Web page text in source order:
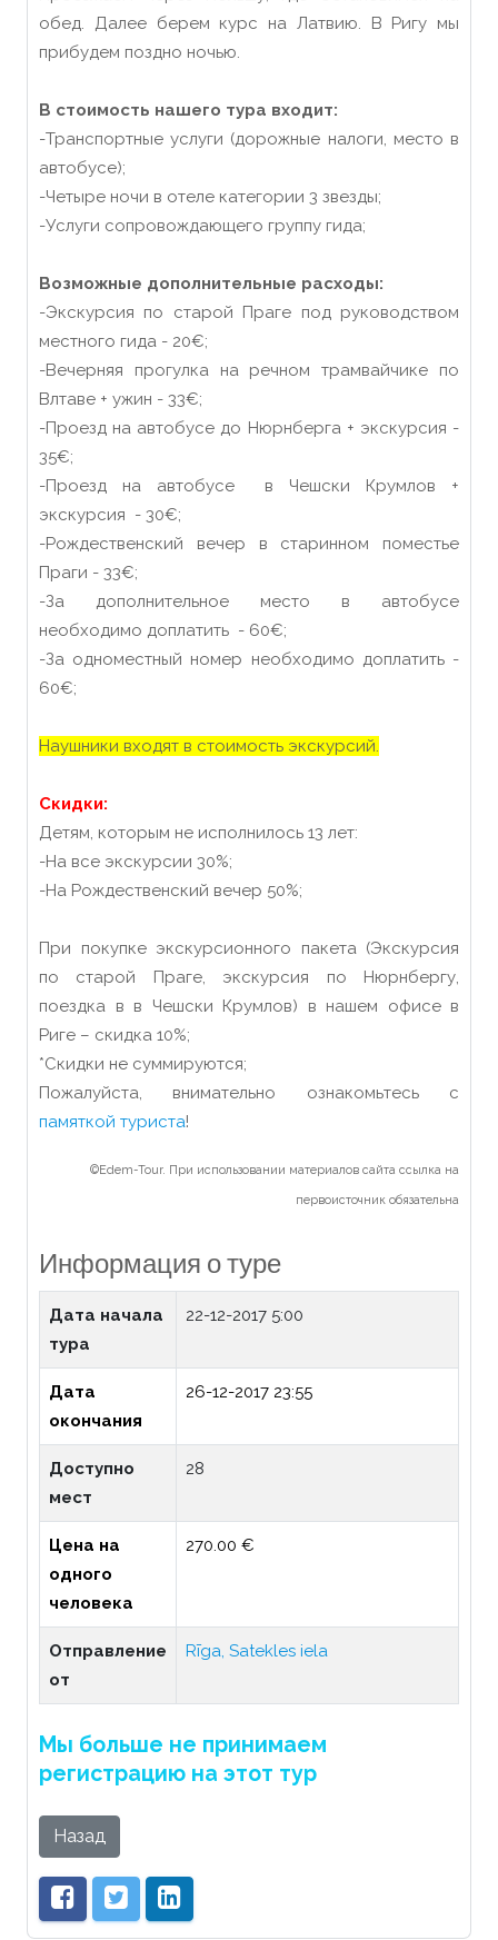
обед. Далее берем курс на Латвию. В Ригу мы
прибудем поздно ночью.
В стоимость нашего тура входит:
-Транспортные услуги (дорожные налоги, место в
автобусе);
-Четыре ночи в отеле категории 3 звезды;
-Услуги сопровождающего группу гида;
Возможные дополнительные расходы:
-Экскурсия по старой Праге под руководством
местного гида - 20€;
-Вечерняя прогулка на речном трамвайчике по
Влтаве + ужин - 33€;
-Проезд на автобусе до Нюрнберга + экскурсия -
35€;
-Проезд на автобусе в Чешски Крумлов +
экскурсия - 30€;
-Рождественский вечер в старинном поместье
Праги - 33€;
-За дополнительное место в автобусе
необходимо доплатить - 60€;
-За одноместный номер необходимо доплатить -
60€;
Наушники входят в стоимость экскурсий.
Скидки:
Детям, которым не исполнилось 13 лет:
-На все экскурсии 30%;
-На Рождественский вечер 50%;
При покупке экскурсионного пакета (Экскурсия
по старой Праге, экскурсия по Нюрнбергу,
поездка в в Чешски Крумлов) в нашем офисе в
Риге – скидка 10%;
*Скидки не суммируются;
Пожалуйста, внимательно ознакомьтесь с
памяткой туриста!
©Edem-Tour. При использовании материалов сайта ссылка на
первоисточник обязательна
Информация о туре
Дата начала
тура
22-12-2017 5:00
Дата
окончания
26-12-2017 23:55
Доступно
мест
28
Цена на
одного
человека
270.00 €
Отправление
от
Rīga, Satekles iela
Мы больше не принимаем
регистрацию на этот тур
Назад